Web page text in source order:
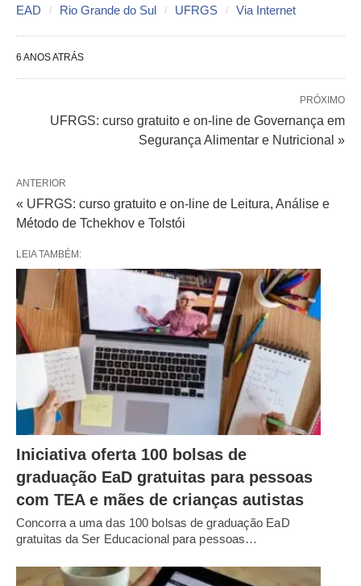
EAD Rio Grande do Sul UFRGS Via Internet
6 ANOS ATRÁS
PRÓXIMO
UFRGS: curso gratuito e on-line de Governança em
Segurança Alimentar e Nutricional »
ANTERIOR
« UFRGS: curso gratuito e on-line de Leitura, Análise e
Método de Tchekhov e Tolstói
LEIA TAMBÉM:
Iniciativa oferta 100 bolsas de
graduação EaD gratuitas para pessoas
com TEA e mães de crianças autistas
Concorra a uma das 100 bolsas de graduação EaD
gratuitas da Ser Educacional para pessoas…